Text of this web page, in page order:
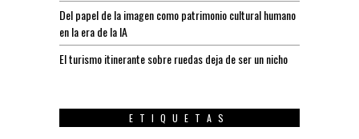
Del papel de la imagen como patrimonio cultural humano
en la era de la IA
El turismo itinerante sobre ruedas deja de ser un nicho
ETIQUETAS